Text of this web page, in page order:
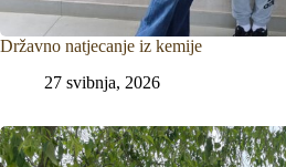
Državno natjecanje iz kemije
27 svibnja, 2026